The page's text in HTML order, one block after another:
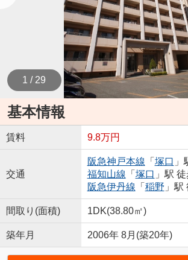
1 / 29
基本情報
賃料 9.8万円
交通
阪急神戸本線 「 塚口
福知山線 「 塚口 」駅
阪急伊丹線 「 稲野 」駅
間取り(面積) 1DK(38.80㎡)
築年月 2006年 8月(築20年)